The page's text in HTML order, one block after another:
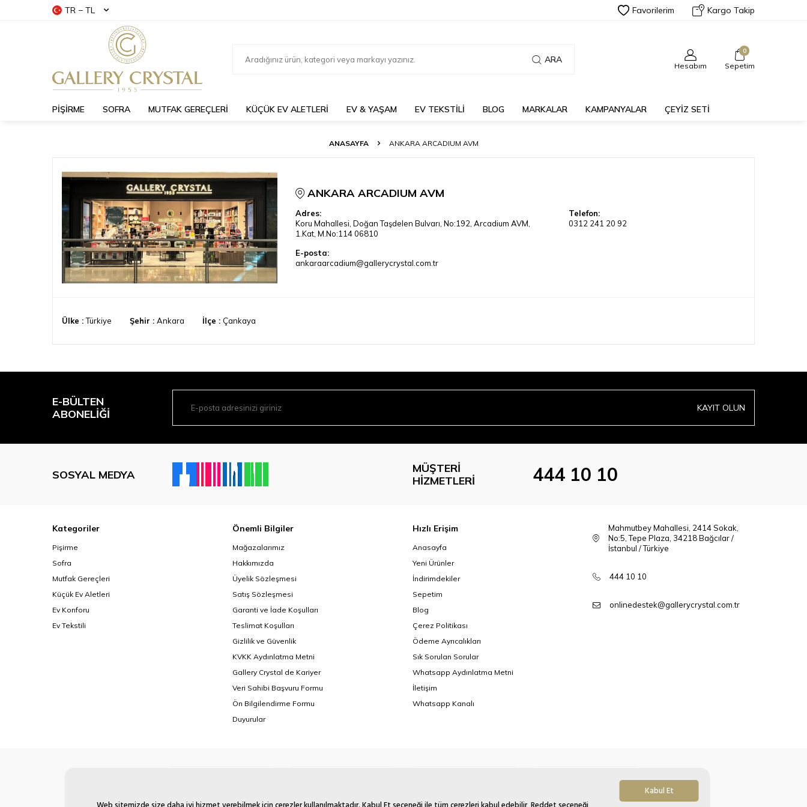
Kabul Et
TR − TL Favorilerim Kargo Takip
ARA
Hesabım
0
Sepetim
PİŞİRME SOFRA MUTFAK GEREÇLERİ KÜÇÜK EV ALETLERİ EV & YAŞAM EV TEKSTİLİ BLOG MARKALAR KAMPANYALAR ÇEYİZ SETİ
ANASAYFA ANKARA ARCADIUM AVM
ANKARA ARCADIUM AVM
Adres:
Koru Mahallesi, Doğan Taşdelen Bulvarı, No:192, Arcadium AVM,
1.Kat, M.No:114 06810
Telefon:
0312 241 20 92
E-posta:
ankaraarcadium@gallerycrystal.com.tr
Ülke :Türkiye Şehir : Ankara İlçe : Çankaya
E-BÜLTEN
ABONELIĞI
KAYIT OLUN
SOSYAL MEDYA
MÜŞTERI
HIZMETLERI
444 10 10
Kategoriler
Pişirme
Sofra
Mutfak Gereçleri
Küçük Ev Aletleri
Ev Konforu
Ev Tekstili
Önemli Bilgiler
Mağazalarımız
Hakkımızda
Üyelik Sözleşmesi
Satış Sözleşmesi
Garanti ve İade Koşulları
Teslimat Koşulları
Gizlilik ve Güvenlik
KVKK Aydınlatma Metni
Gallery Crystal de Kariyer
Veri Sahibi Başvuru Formu
Ön Bilgilendirme Formu
Duyurular
Hızlı Erişim
Anasayfa
Yeni Ürünler
İndirimdekiler
Sepetim
Blog
Çerez Politikası
Ödeme Ayrıcalıkları
Sık Sorulan Sorular
Whatsapp Aydınlatma Metni
İletişim
Whatsapp Kanalı
Mahmutbey Mahallesi, 2414 Sokak,
No:5, Tepe Plaza, 34218 Bağcılar /
İstanbul / Türkiye
444 10 10
onlinedestek@gallerycrystal.com.tr